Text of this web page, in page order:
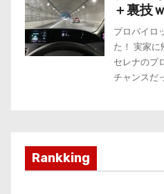
Rankking